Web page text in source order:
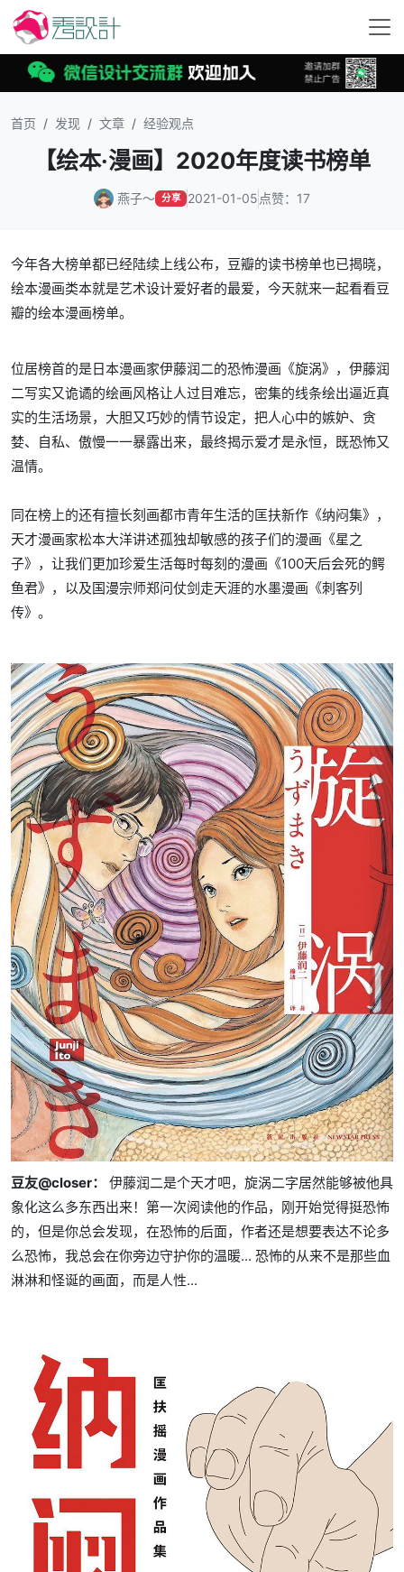
首页 发现 文章 经验观点
【绘本·漫画】2020年度读书榜单
燕子～ 分享 2021-01-05 点赞：17
今年各大榜单都已经陆续上线公布，豆瓣的读书榜单也已揭晓，
绘本漫画类本就是艺术设计爱好者的最爱，今天就来一起看看豆
瓣的绘本漫画榜单。
位居榜首的是日本漫画家伊藤润二的恐怖漫画《旋涡》，伊藤润
二写实又诡谲的绘画风格让人过目难忘，密集的线条绘出逼近真
实的生活场景，大胆又巧妙的情节设定，把人心中的嫉妒、贪
婪、自私、傲慢一一暴露出来，最终揭示爱才是永恒，既恐怖又
温情。
同在榜上的还有擅长刻画都市青年生活的匡扶新作《纳闷集》，
天才漫画家松本大洋讲述孤独却敏感的孩子们的漫画《星之
子》，让我们更加珍爱生活每时每刻的漫画《100天后会死的鳄
鱼君》，以及国漫宗师郑问仗剑走天涯的水墨漫画《刺客列
传》。
豆友@closer：
伊藤润二是个天才吧，旋涡二字居然能够被他具
象化这么多东西出来！第一次阅读他的作品，刚开始觉得挺恐怖
的，但是你总会发现，在恐怖的后面，作者还是想要表达不论多
么恐怖，我总会在你旁边守护你的温暖... 恐怖的从来不是那些血
淋淋和怪诞的画面，而是人性...